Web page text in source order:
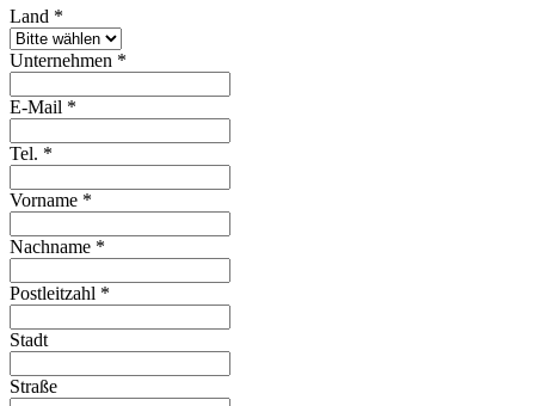
Land *
Unternehmen *
E-Mail *
Tel. *
Vorname *
Nachname *
Postleitzahl *
Stadt
Straße